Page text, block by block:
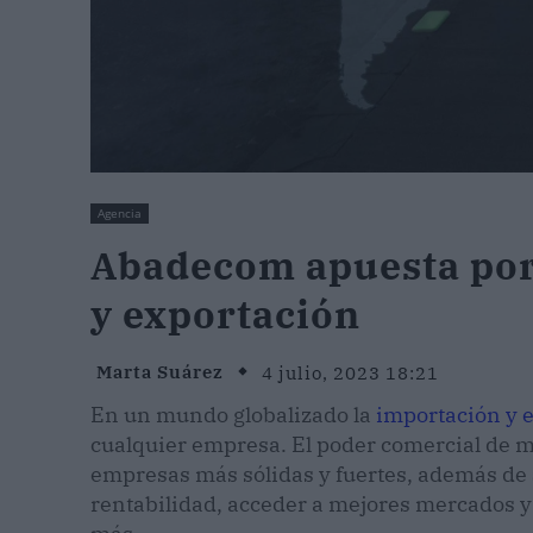
Agencia
Abadecom apuesta
y exportación
Marta Suárez 4 julio, 2023 18:21
En un mundo globalizado la importación y
cualquier empresa. El poder comercial de
empresas más sólidas y fuertes, además
rentabilidad, acceder a mejores mercados